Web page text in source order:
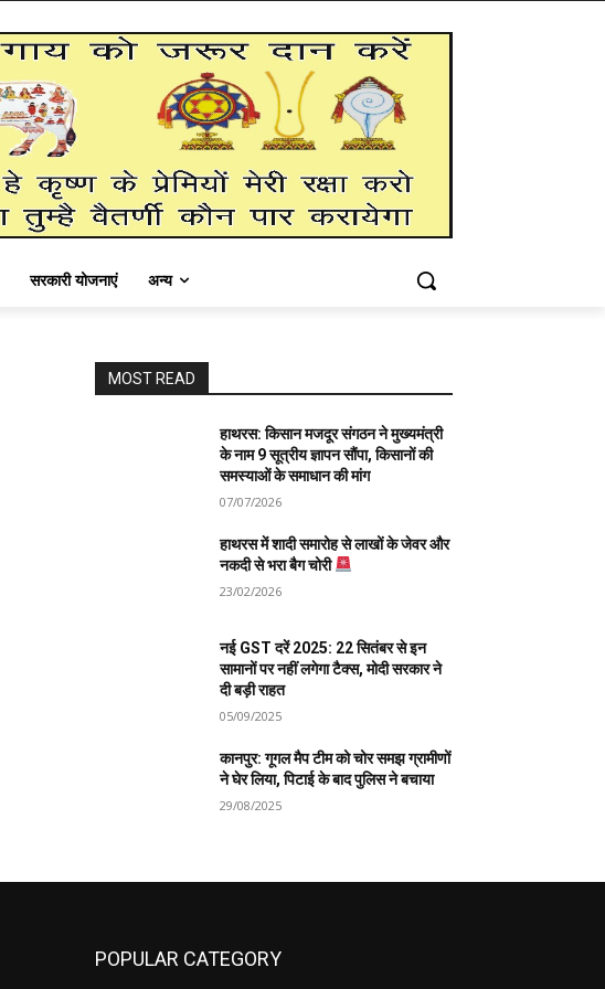
सरकारी योजनाएं अन्य
MOST READ
हाथरस: किसान मजदूर संगठन ने मुख्यमंत्री
के नाम 9 सूत्रीय ज्ञापन सौंपा, किसानों की
समस्याओं के समाधान की मांग
07/07/2026
हाथरस में शादी समारोह से लाखों के जेवर और
नकदी से भरा बैग चोरी
23/02/2026
नई GST दरें 2025: 22 सितंबर से इन
सामानों पर नहीं लगेगा टैक्स, मोदी सरकार ने
दी बड़ी राहत
05/09/2025
कानपुर: गूगल मैप टीम को चोर समझ ग्रामीणों
ने घेर लिया, पिटाई के बाद पुलिस ने बचाया
29/08/2025
POPULAR CATEGORY